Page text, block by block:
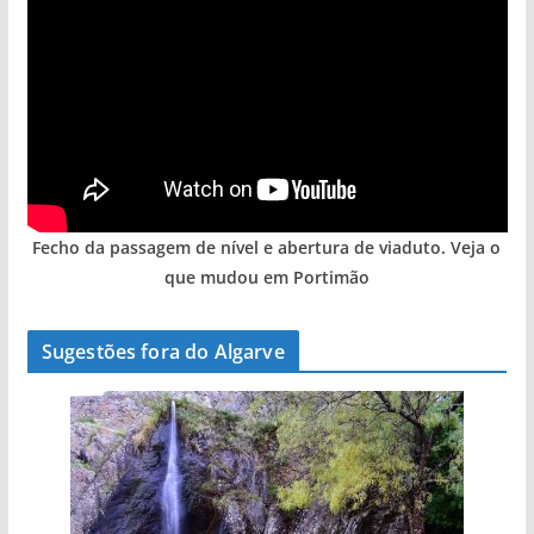
Fecho da passagem de nível e abertura de viaduto. Veja o
que mudou em Portimão
Sugestões fora do Algarve